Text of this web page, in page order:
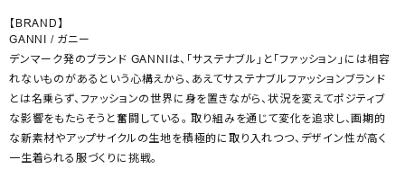
【BRAND】
GANNI / ガニー
デンマーク発のブランド GANNIは、「サステナブル」と「ファッション」には相容
れないものがあるという心構えから、あえてサステナブルファッションブランド
とは名乗らず、ファッションの世界に身を置きながら、状況を変えてポジティブ
な影響をもたらそうと奮闘している。 取り組みを通じて変化を追求し、画期的
な新素材やアップサイクルの生地を積極的に取り入れつつ、デザイン性が高く
一生着られる服づくりに挑戦。